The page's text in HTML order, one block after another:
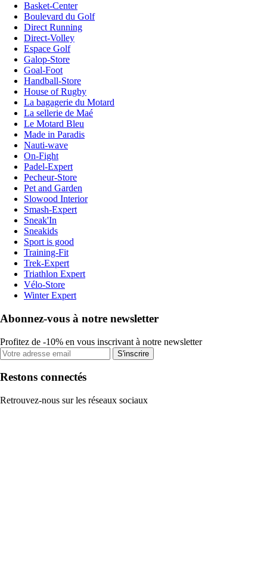
Basket-Center
Boulevard du Golf
Direct Running
Direct-Volley
Espace Golf
Galop-Store
Goal-Foot
Handball-Store
House of Rugby
La bagagerie du Motard
La sellerie de Maé
Le Motard Bleu
Made in Paradis
Nauti-wave
On-Fight
Padel-Expert
Pecheur-Store
Pet and Garden
Slowood Interior
Smash-Expert
Sneak'In
Sneakids
Sport is good
Training-Fit
Trek-Expert
Triathlon Expert
Vélo-Store
Winter Expert
Abonnez-vous à notre newsletter
Profitez de -10% en vous inscrivant à notre newsletter
S'inscrire
Restons connectés
Retrouvez-nous sur les réseaux sociaux